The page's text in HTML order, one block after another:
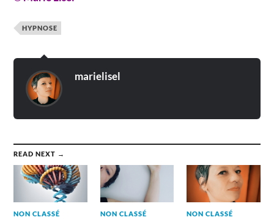
HYPNOSE
marielisel
READ NEXT →
NON CLASSÉ NON CLASSÉ NON CLASSÉ